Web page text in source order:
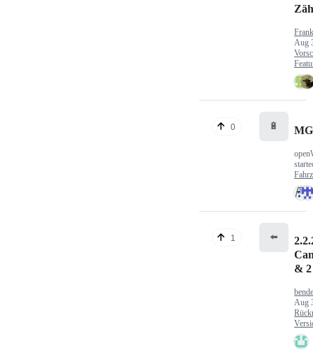
Aug
0 🔋
1 ⬅️
& 2
Aug